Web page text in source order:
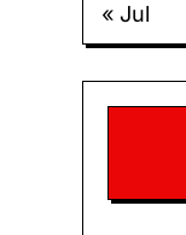
« Jul